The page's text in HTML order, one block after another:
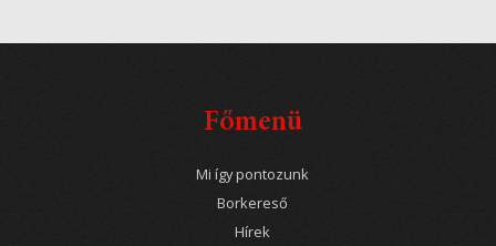
Főmenü
Mi így pontozunk
Borkereső
Hírek